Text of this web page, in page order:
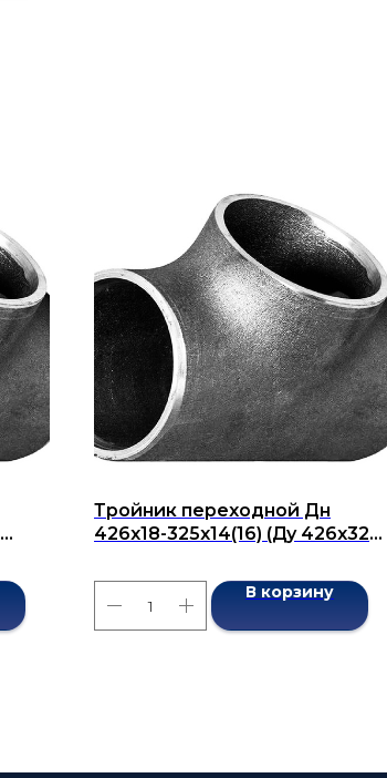
Тройник переходной Дн
426х18-325х14(16) (Ду 426х325)
В корзину